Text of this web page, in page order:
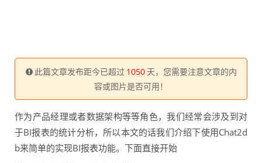
此篇文章发布距今已超过 1050 天，您需要注意文章的内
容或图片是否可用！
作为产品经理或者数据架构等等角色，我们经常会涉及到对
于BI报表的统计分析，所以本文的话我们介绍下使用Chat2d
b来简单的实现BI报表功能。下面直接开始